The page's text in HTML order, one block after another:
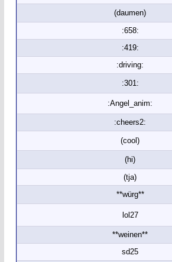
(daumen)
:658:
:419:
:driving:
:301:
:Angel_anim:
:cheers2:
(cool)
(hi)
(tja)
**würg**
lol27
**weinen**
sd25